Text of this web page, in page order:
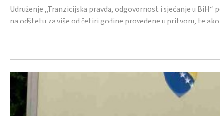
Udruženje „Tranzicijska pravda, odgovornost i sjećanje u
na odštetu za više od četiri godine provedene u pritvoru, te